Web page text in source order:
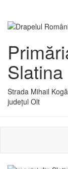
Slatina
Strada Mihail
județul Olt